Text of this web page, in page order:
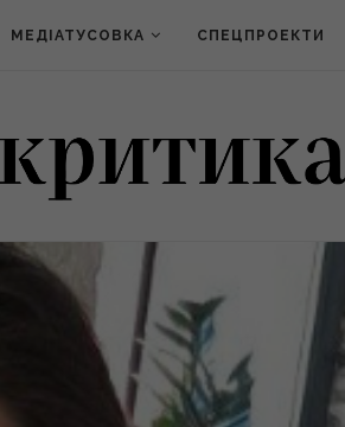
МЕДІАТУСОВКА СПЕЦПРОЕКТИ